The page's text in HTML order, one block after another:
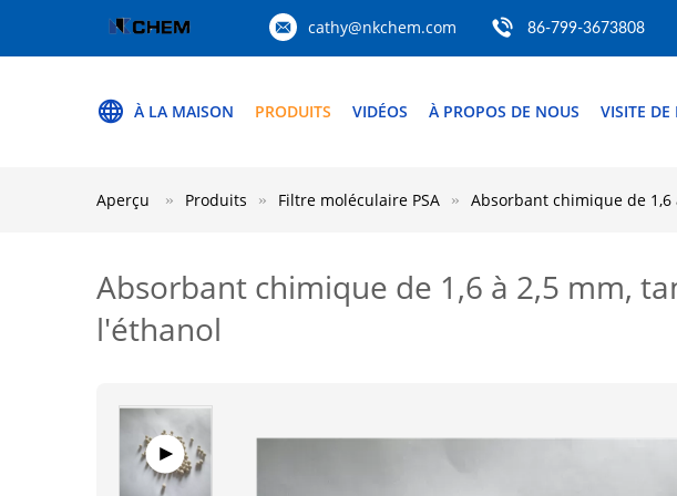
cathy@nkchem.com 86-799-3673808
À LA MAISON PRODUITS VIDÉOS À PROPOS DE NOUS VISITE DE
Aperçu Produits Filtre moléculaire PSA Absorbant chimique de
Absorbant chimique de 1,6 à 2,5 mm,
l'éthanol